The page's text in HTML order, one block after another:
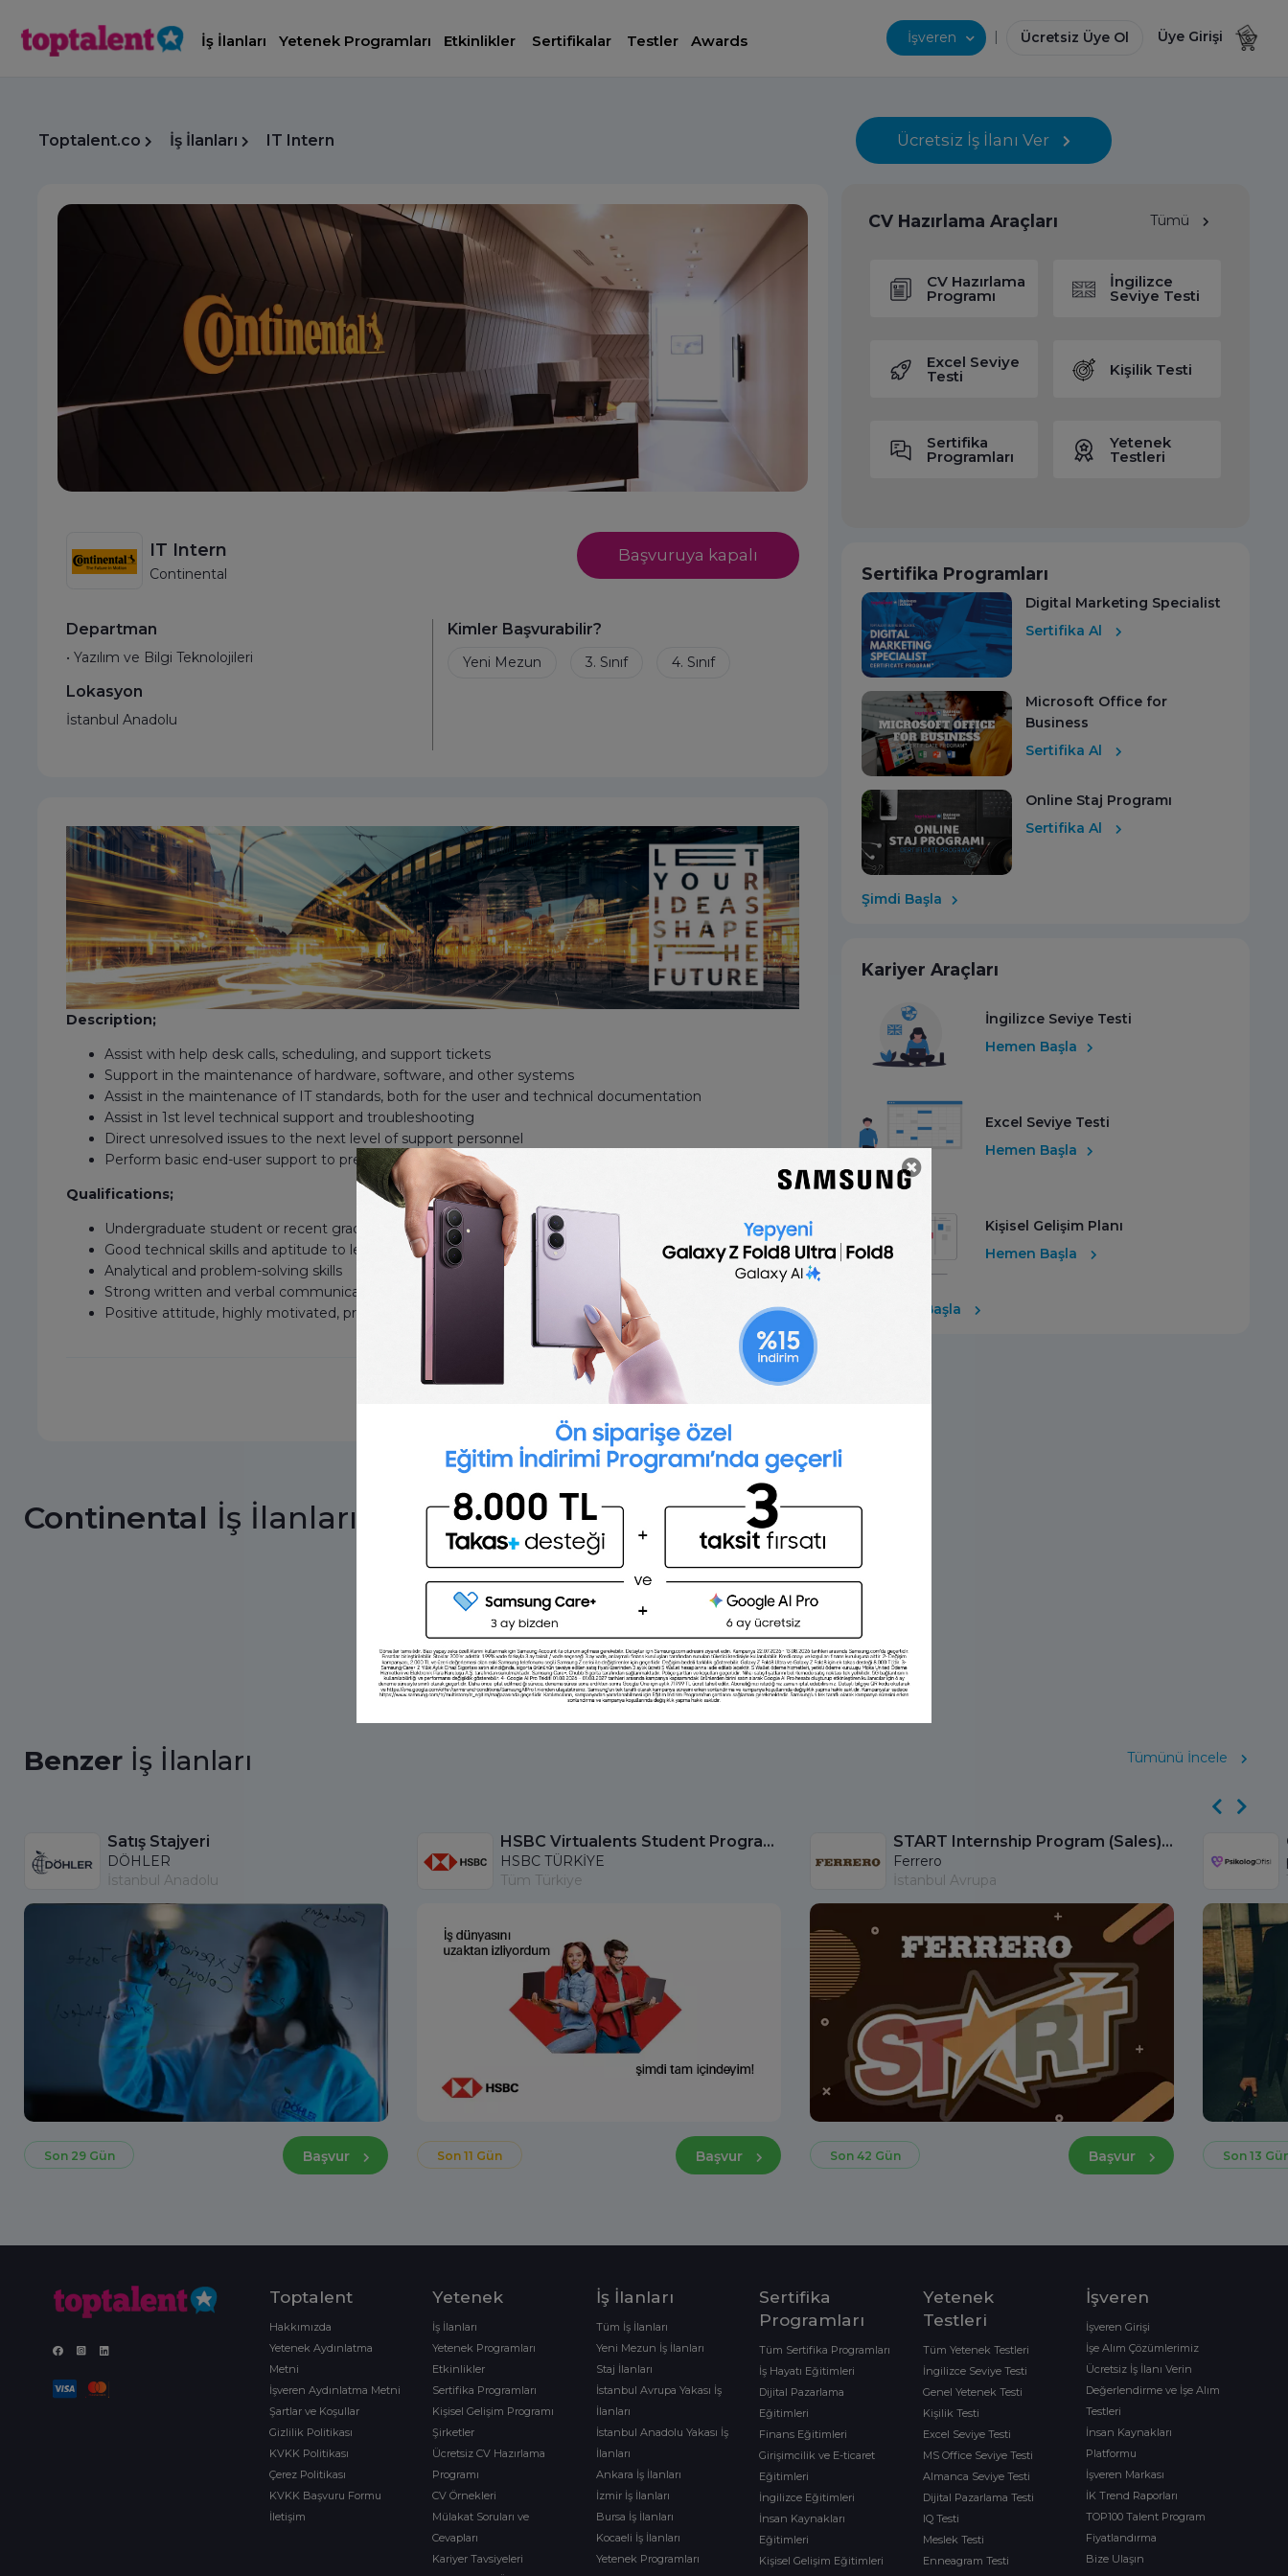
İş İlanları Yetenek Programları Etkinlikler Sertifikalar Testler Awards İşveren | Ücretsiz Üye Ol Üye Girişi
Toptalent.co İş İlanları IT Intern Ücretsiz İş İlanı Ver
IT Intern
Continental
Başvuruya kapalı
Departman
• Yazılım ve Bilgi Teknolojileri
Lokasyon
İstanbul Anadolu
Kimler Başvurabilir?
Description;
Assist with help desk calls, scheduling, and support tickets
Support in the maintenance of hardware, software, and other systems
Assist in the maintenance of IT standards, both for the user and technical documentation
Assist in 1st level technical support and troubleshooting
Direct unresolved issues to the next level of support personnel
Perform basic end-user support to prevent customer service delays for basic technical issues
Qualifications;
Undergraduate student or recent graduate in Computer Science, Informatics, or another relevant field
Good technical skills and aptitude to learn advanced technologies.
Analytical and problem-solving skills
Strong written and verbal communication skills in English
Positive attitude, highly motivated, proactive, and a team player
İlanı Paylaş
CV Hazırlama Araçları Tümü
CV Hazırlama
Programı
İngilizce
Seviye Testi
Excel Seviye
Testi Kişilik Testi
Sertifika
Programları
Yetenek
Testleri
Sertifika Programları
Digital Marketing Specialist
Sertifika Al
Microsoft Office for
Business
Sertifika Al
Online Staj Programı
Sertifika Al
Şimdi Başla
Kariyer Araçları
İngilizce Seviye Testi
Hemen Başla
Excel Seviye Testi
Hemen Başla
Kişisel Gelişim Planı
Hemen Başla
Ücretsiz Başla
Continental İş İlanları
Benzer İş İlanları Tümünü İncele
Satış Stajyeri
DÖHLER
İstanbul Anadolu
Son 29 Gün Başvur
HSBC Virtualents Student Program bu sene de devam ediyor!
HSBC TÜRKİYE
Tüm Türkiye
Son 11 Gün Başvur
START Internship Program (Sales) - Istanbul
Ferrero
İstanbul Avrupa
Son 42 Gün Başvur Son 13
Toptalent
Hakkımızda
Yetenek Aydınlatma
Metni
İşveren Aydınlatma Metni
Şartlar ve Koşullar
Gizlilik Politikası
KVKK Politikası
Çerez Politikası
KVKK Başvuru Formu
İletişim
Yetenek
İş İlanları
Yetenek Programları
Etkinlikler
Sertifika Programları
Kişisel Gelişim Programı
Şirketler
Ücretsiz CV Hazırlama
Programı
CV Örnekleri
Mülakat Soruları ve
Cevapları
Kariyer Tavsiyeleri
İş İlanları
Tüm İş İlanları
Yeni Mezun İş İlanları
Staj İlanları
İstanbul Avrupa Yakası İş
İlanları
İstanbul Anadolu Yakası İş
İlanları
Ankara İş İlanları
İzmir İş İlanları
Bursa İş İlanları
Kocaeli İş İlanları
Yetenek Programları
Sertifika
Programları
Tüm Sertifika Programları
İş Hayatı Eğitimleri
Dijital Pazarlama
Eğitimleri
Finans Eğitimleri
Girişimcilik ve E-ticaret
Eğitimleri
İngilizce Eğitimleri
İnsan Kaynakları
Eğitimleri
Kişisel Gelişim Eğitimleri
Yetenek
Testleri
Tüm Yetenek Testleri
İngilizce Seviye Testi
Genel Yetenek Testi
Kişilik Testi
Excel Seviye Testi
MS Office Seviye Testi
Almanca Seviye Testi
Dijital Pazarlama Testi
IQ Testi
Meslek Testi
Enneagram Testi
İşveren
İşveren Girişi
İşe Alım Çözümlerimiz
Ücretsiz İş İlanı Verin
Değerlendirme ve İşe Alım
Testleri
İnsan Kaynakları
Platformu
İşveren Markası
İK Trend Raporları
TOP100 Talent Program
Fiyatlandırma
Bize Ulaşın